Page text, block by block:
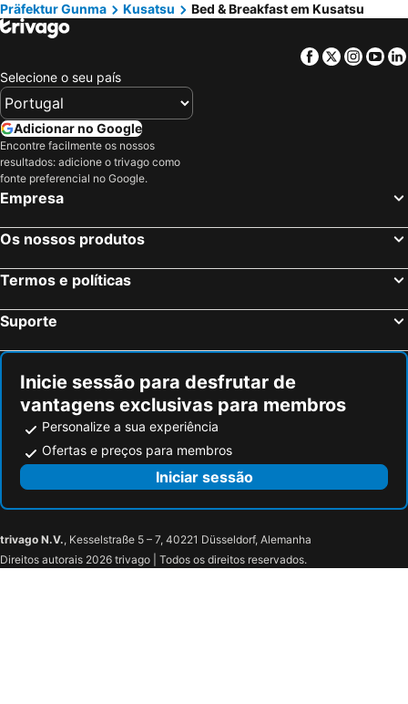
Sakaki, bed and breakfasts
Komoro, bed and breakfasts
Ueda, bed and breakfasts
Nakano, bed and breakfasts
Kijimadaira, bed and breakfasts
Kawaba, bed and breakfasts
Präfektur Gunma
Kusatsu Bed & Breakfast em Kusatsu
Facebook
Twitter
Selecione o seu país
Adicionar no Google
Encontre facilmente os nossos
resultados: adicione o trivago como
fonte preferencial no Google.
Empresa
Os nossos produtos
Termos e políticas
Suporte
Inicie sessão para desfrutar de
vantagens exclusivas para membros
Personalize a sua experiência
Ofertas e preços para membros
Iniciar sessão
trivago N.V., Kesselstraße 5 – 7, 40221 Düsseldorf, Alemanha
Direitos autorais 2026 trivago | Todos os direitos reservados.